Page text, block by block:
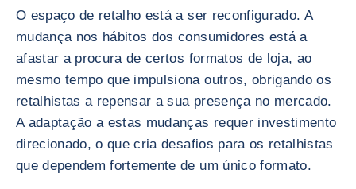
O espaço de retalho está a ser reconfigurado. A
mudança nos hábitos dos consumidores está a
afastar a procura de certos formatos de loja, ao
mesmo tempo que impulsiona outros, obrigando os
retalhistas a repensar a sua presença no mercado.
A adaptação a estas mudanças requer investimento
direcionado, o que cria desafios para os retalhistas
que dependem fortemente de um único formato.